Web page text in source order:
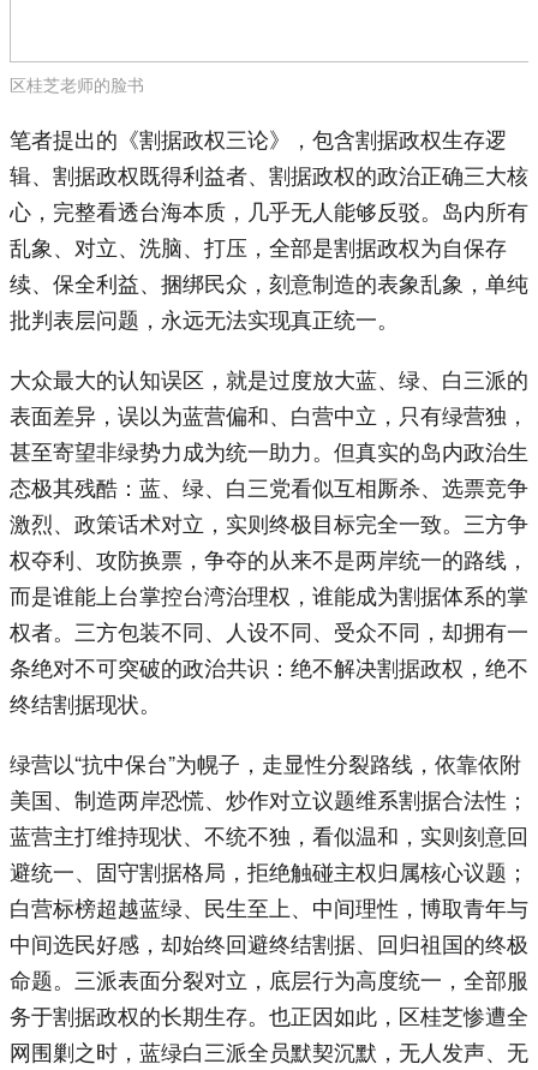
区桂芝老师的脸书
笔者提出的《割据政权三论》，包含割据政权生存逻
辑、割据政权既得利益者、割据政权的政治正确三大核
心，完整看透台海本质，几乎无人能够反驳。岛内所有
乱象、对立、洗脑、打压，全部是割据政权为自保存
续、保全利益、捆绑民众，刻意制造的表象乱象，单纯
批判表层问题，永远无法实现真正统一。
大众最大的认知误区，就是过度放大蓝、绿、白三派的
表面差异，误以为蓝营偏和、白营中立，只有绿营独，
甚至寄望非绿势力成为统一助力。但真实的岛内政治生
态极其残酷：蓝、绿、白三党看似互相厮杀、选票竞争
激烈、政策话术对立，实则终极目标完全一致。三方争
权夺利、攻防换票，争夺的从来不是两岸统一的路线，
而是谁能上台掌控台湾治理权，谁能成为割据体系的掌
权者。三方包装不同、人设不同、受众不同，却拥有一
条绝对不可突破的政治共识：绝不解决割据政权，绝不
终结割据现状。
绿营以“抗中保台”为幌子，走显性分裂路线，依靠依附
美国、制造两岸恐慌、炒作对立议题维系割据合法性；
蓝营主打维持现状、不统不独，看似温和，实则刻意回
避统一、固守割据格局，拒绝触碰主权归属核心议题；
白营标榜超越蓝绿、民生至上、中间理性，博取青年与
中间选民好感，却始终回避终结割据、回归祖国的终极
命题。三派表面分裂对立，底层行为高度统一，全部服
务于割据政权的长期生存。也正因如此，区桂芝惨遭全
网围剿之时，蓝绿白三派全员默契沉默，无人发声、无